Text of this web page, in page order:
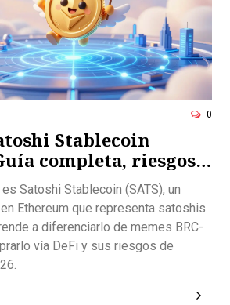
0
Stablecoin
completa, riesgos y
Satoshi Stablecoin (SATS), un
Ethereum que representa satoshis
a diferenciarlo de memes BRC-
vía DeFi y sus riesgos de